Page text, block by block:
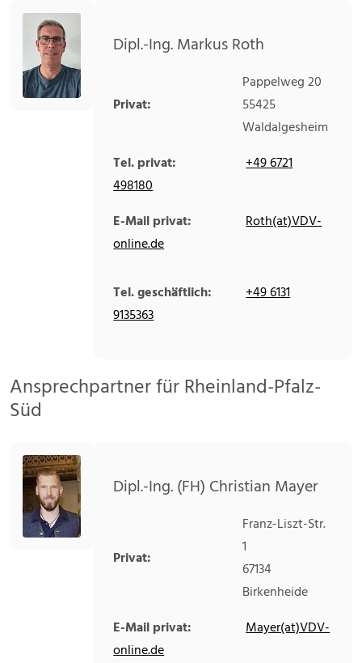
Dipl.-Ing. Markus Roth
Privat:
Pappelweg 20
55425
Waldalgesheim
Tel. privat:
+49 6721
498180
E-Mail privat:
Roth(at)VDV-
online.de
Tel. geschäftlich:
+49 6131
9135363
Ansprechpartner für Rheinland-Pfalz-
Süd
Dipl.-Ing. (FH) Christian Mayer
Privat:
Franz-Liszt-Str.
1
67134
Birkenheide
E-Mail privat:
Mayer(at)VDV-
online.de